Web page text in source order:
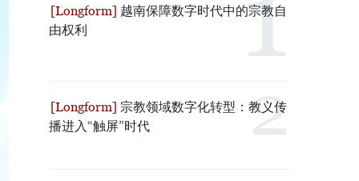
越南保障数字时代中的宗教自
由权利
宗教领域数字化转型：教义传
播进入“触屏”时代